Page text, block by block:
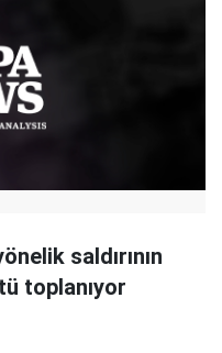
saldırının
toplanıyor